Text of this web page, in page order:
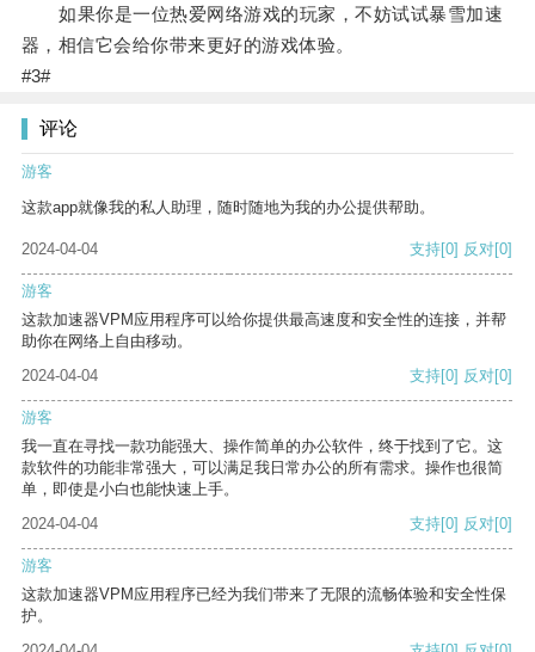
如果你是一位热爱网络游戏的玩家，不妨试试暴雪加速
器，相信它会给你带来更好的游戏体验。
#3#
评论
游客
这款app就像我的私人助理，随时随地为我的办公提供帮助。
2024-04-04 支持[0] 反对[0]
游客
这款加速器VPM应用程序可以给你提供最高速度和安全性的连接，并帮
助你在网络上自由移动。
2024-04-04
支持[0] 反对[0]
游客
我一直在寻找一款功能强大、操作简单的办公软件，终于找到了它。这
款软件的功能非常强大，可以满足我日常办公的所有需求。操作也很简
单，即使是小白也能快速上手。
2024-04-04
支持[0] 反对[0]
游客
这款加速器VPM应用程序已经为我们带来了无限的流畅体验和安全性保
护。